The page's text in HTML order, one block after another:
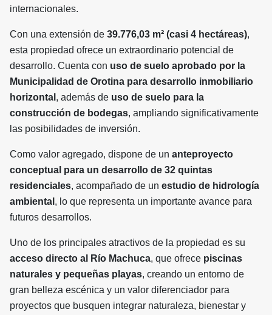
internacionales.
Con una extensión de 39.776,03 m² (casi 4 hectáreas),
esta propiedad ofrece un extraordinario potencial de
desarrollo. Cuenta con uso de suelo aprobado por la
Municipalidad de Orotina para desarrollo inmobiliario
horizontal , además de uso de suelo para la
construcción de bodegas, ampliando significativamente
las posibilidades de inversión.
Como valor agregado, dispone de un anteproyecto
conceptual para un desarrollo de 32 quintas
residenciales, acompañado de un estudio de hidrología
ambiental , lo que representa un importante avance para
futuros desarrollos.
Uno de los principales atractivos de la propiedad es su
acceso directo al Río Machuca, que ofrece piscinas
naturales y pequeñas playas, creando un entorno de
gran belleza escénica y un valor diferenciador para
proyectos que busquen integrar naturaleza, bienestar y